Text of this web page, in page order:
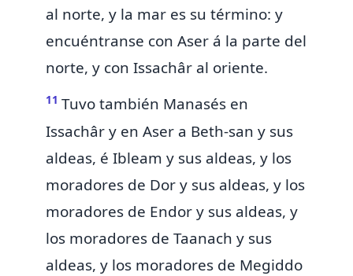
al norte, y la mar es su término: y
encuéntranse con Aser á la parte del
norte, y con Issachâr al oriente.
11 Tuvo también Manasés en
Issachâr y en Aser a Beth-san y sus
aldeas, é Ibleam y sus aldeas, y los
moradores de Dor y sus aldeas, y los
moradores de Endor y sus aldeas, y
los moradores de Taanach y sus
aldeas, y los moradores de Megiddo